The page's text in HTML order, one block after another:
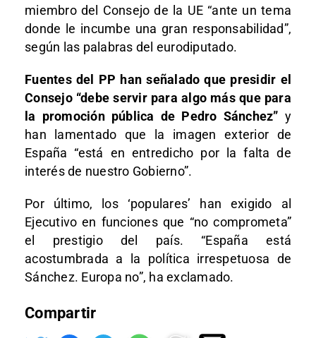
miembro del Consejo de la UE “ante un tema
donde le incumbe una gran responsabilidad”,
según las palabras del eurodiputado.
Fuentes del PP han señalado que presidir el
Consejo “debe servir para algo más que para
la promoción pública de Pedro Sánchez” y
han lamentado que la imagen exterior de
España “está en entredicho por la falta de
interés de nuestro Gobierno”.
Por último, los ‘populares’ han exigido al
Ejecutivo en funciones que “no comprometa”
el prestigio del país. “España está
acostumbrada a la política irrespetuosa de
Sánchez. Europa no”, ha exclamado.
Compartir